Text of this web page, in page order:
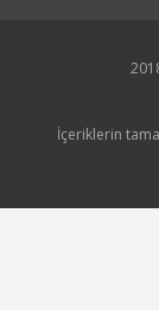
İçeriklerin